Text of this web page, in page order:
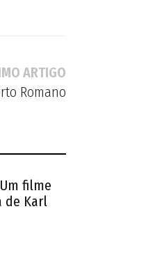
ARTIGO
Romano
filme
de Karl